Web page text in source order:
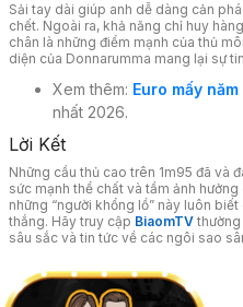
Sải tay dài giúp anh dễ dàng cản
chết. Ngoài ra, khả năng chỉ huy
chân là những điểm mạnh của thủ
diện của Donnarumma mang lại sự
Xem thêm: Euro mấy năm
nhất 2026.
Lời Kết
Những cầu thủ cao trên 1m95 đã và
sức mạnh thể chất và tầm ảnh
những “người khổng lồ” này luôn
thắng. Hãy truy cập BiaomTV
sâu sắc và tin tức về các ngôi sao